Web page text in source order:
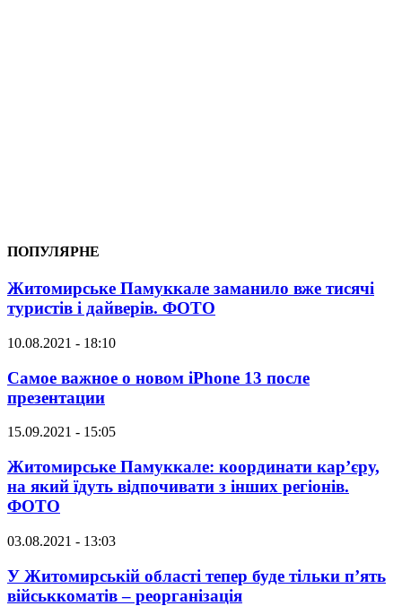
ПОПУЛЯРНЕ
Житомирське Памуккале заманило вже тисячі
туристів і дайверів. ФОТО
10.08.2021 - 18:10
Самое важное о новом iPhone 13 после
презентации
15.09.2021 - 15:05
Житомирське Памуккале: координати кар’єру,
на який їдуть відпочивати з інших регіонів.
ФОТО
03.08.2021 - 13:03
У Житомирській області тепер буде тільки п’ять
військкоматів – реорганізація